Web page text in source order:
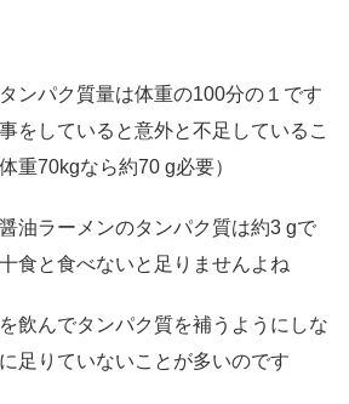
ンパク質量は体重の100分の１です
をしていると意外と不足しているこ
重70kgなら約70 g必要）
油ラーメンのタンパク質は約3 gで
食と食べないと足りませんよね
飲んでタンパク質を補うようにしな
足りていないことが多いのです